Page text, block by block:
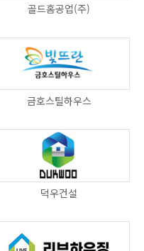
골드홈공업(주)
금호스틸하우스
덕우건설